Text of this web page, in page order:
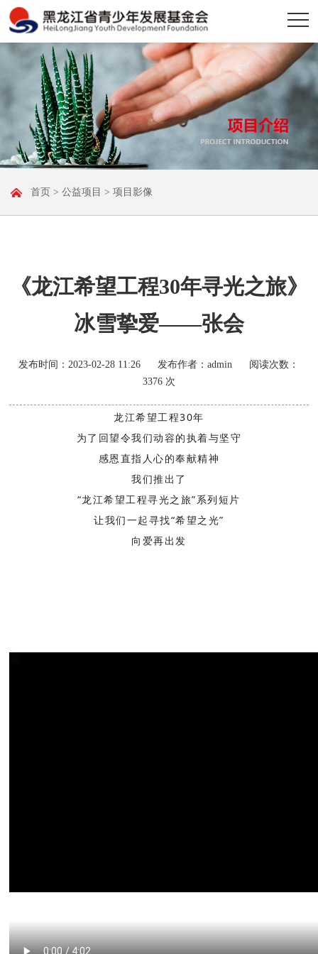
首页 >公益项目 > 项目影像
《龙江希望工程30年寻光之旅》
冰雪挚爱——张会
发布时间：2023-02-28 11:26发布作者：admin 阅读次数：
3376 次
龙江希望工程30年
为了回望令我们动容的执着与坚守
感恩直指人心的奉献精神
我们推出了
“龙江希望工程寻光之旅”系列短片
让我们一起寻找“希望之光”
向爱再出发